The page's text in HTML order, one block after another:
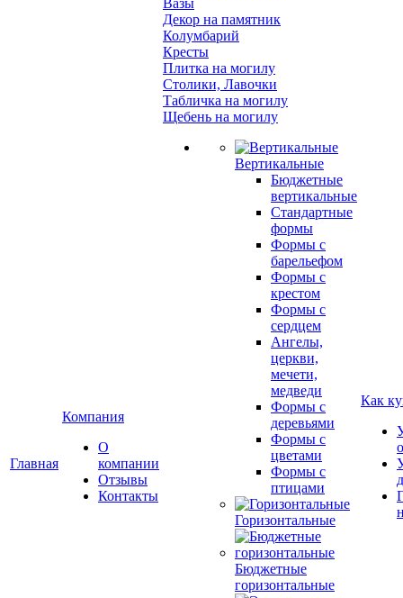
Главная
Компания
О
компании
Отзывы
Контакты
Вазы
Декор на памятник
Колумбарий
Кресты
Плитка на могилу
Столики, Лавочки
Табличка на могилу
Щебень на могилу
Вертикальные
Бюджетные
вертикальные
Стандартные
формы
Формы с
барельефом
Формы с
крестом
Формы с
сердцем
Ангелы,
церкви,
мечети,
медведи
Формы с
деревьями
Формы с
цветами
Формы с
птицами
Горизонтальные
Бюджетные
горизонтальные
Как